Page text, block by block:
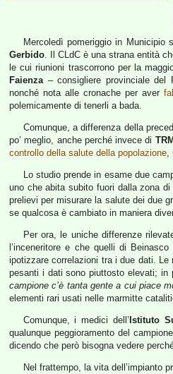
Mercoledì pomeriggio in Municipio
Gerbido. Il CLdC è una strana entità
le cui riunioni trascorrono per la
Faienza– consigliere provinciale del
nonché nota alle cronache per aver
polemicamente di tenerli a bada.
Comunque, a differenza della
po’ meglio, anche perché invece di TRM
controllo della salute della popolazione,
Lo studio prende in esame due
uno che abita subito fuori dalla zona
prelievi per misurare la salute dei due
se qualcosa è cambiato in maniera
Per ora, le uniche differenze
l’inceneritore e che quelli di
ipotizzare correlazioni tra i due dati.
pesanti i dati sono piuttosto elevati; in
campione c’è tanta gente a cui piace
elementi rari usati nelle marmitte
Comunque, i medici dell’ Istituto
qualunque peggioramento del
dicendo che però bisogna vedere
Nel frattempo, la vita dell’impianto